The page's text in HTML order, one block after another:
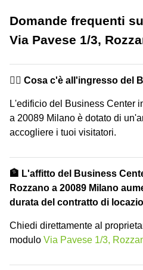
Domande frequenti
Via Pavese 1/3,
🙋‍♀️ Cosa c'è all'ingresso del
L'edificio del Business Center
a 20089 Milano è dotato di
accogliere i tuoi visitatori.
🏦 L'affitto del Business
Rozzano a 20089 Milano
durata del contratto di
Chiedi direttamente al
modulo Via Pavese 1/3,